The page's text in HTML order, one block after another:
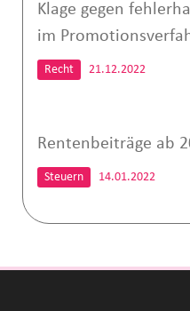
Klage gegen
im
Recht 21.12.2022
Rentenbeiträge ab
Steuern 14.01.2022